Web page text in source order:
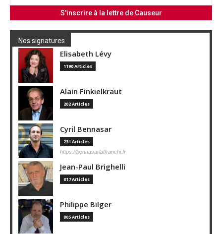
Nos signatures
Elisabeth Lévy
1190 Articles
Alain Finkielkraut
202 Articles
Cyril Bennasar
231 Articles
https://bennasarlaffranchi.fr
Jean-Paul Brighelli
817 Articles
Philippe Bilger
805 Articles